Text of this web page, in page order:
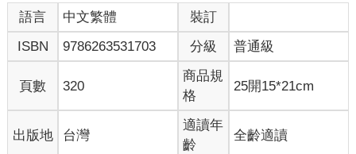
語言 中文繁體
裝訂
ISBN
9786263531703 分級 普通級
頁數 320
商品規
格
25開15*21cm
出版地 台灣
適讀年
齡
全齡適讀